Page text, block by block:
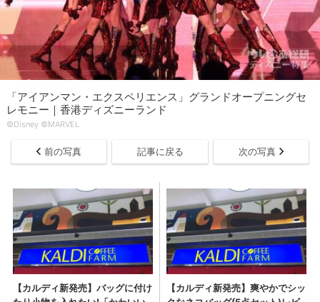
「アイアンマン・エクスペリエンス」グランドオープニングセ
レモニー｜香港ディズニーランド
©Disney ©MARVEL
前の写真 記事に戻る 次の写真